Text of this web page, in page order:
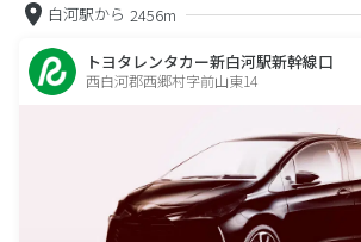
白河駅から 2456m
トヨタレンタカー新白河駅新幹線口
西白河郡西郷村字前山東14